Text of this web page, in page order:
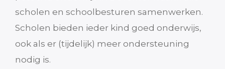
scholen en schoolbesturen samenwerken.
Scholen bieden ieder kind goed onderwijs,
ook als er (tijdelijk) meer ondersteuning
nodig is.